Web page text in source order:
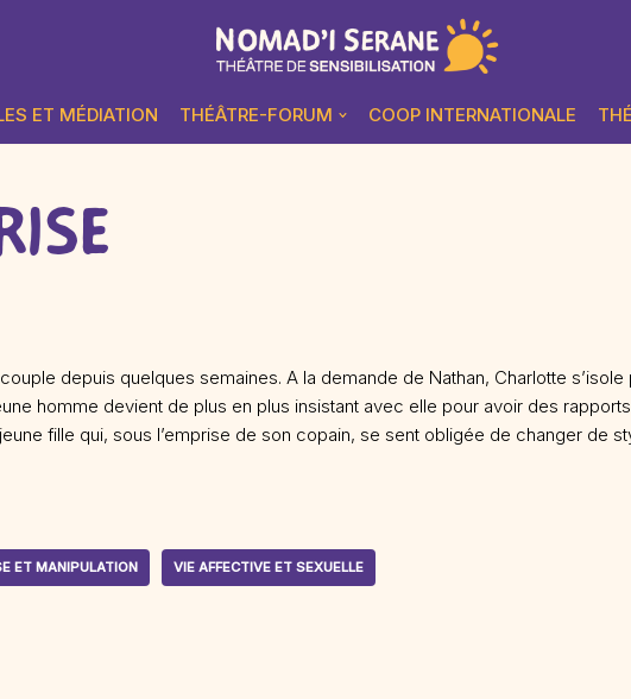
ET MÉDIATION THÉÂTRE-FORUM COOP INTERNATIONALE
depuis quelques semaines. A la demande de Nathan, Charlotte
homme devient de plus en plus insistant avec elle pour avoir des
fille qui, sous l’emprise de son copain, se sent obligée de changer de
ET MANIPULATION VIE AFFECTIVE ET SEXUELLE